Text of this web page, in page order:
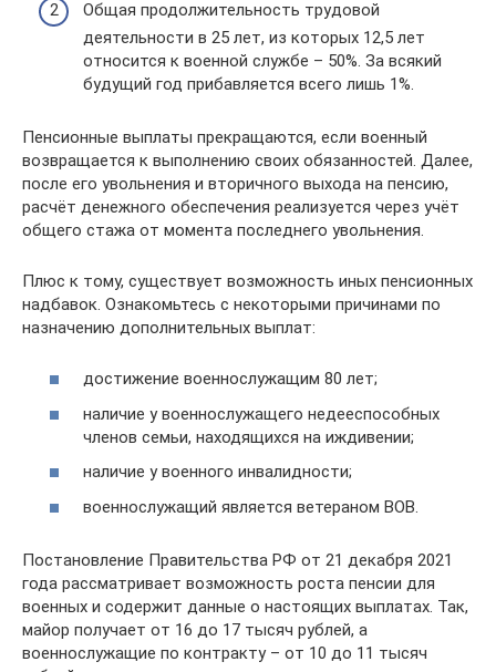
Общая продолжительность трудовой
деятельности в 25 лет, из которых 12,5 лет
относится к военной службе – 50%. За всякий
будущий год прибавляется всего лишь 1%.
Пенсионные выплаты прекращаются, если военный
возвращается к выполнению своих обязанностей. Далее,
после его увольнения и вторичного выхода на пенсию,
расчёт денежного обеспечения реализуется через учёт
общего стажа от момента последнего увольнения.
Плюс к тому, существует возможность иных пенсионных
надбавок. Ознакомьтесь с некоторыми причинами по
назначению дополнительных выплат:
достижение военнослужащим 80 лет;
наличие у военнослужащего недееспособных
членов семьи, находящихся на иждивении;
наличие у военного инвалидности;
военнослужащий является ветераном ВОВ.
Постановление Правительства РФ от 21 декабря 2021
года рассматривает возможность роста пенсии для
военных и содержит данные о настоящих выплатах. Так,
майор получает от 16 до 17 тысяч рублей, а
военнослужащие по контракту – от 10 до 11 тысяч